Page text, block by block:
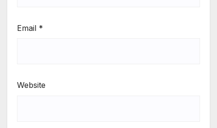
Email *
Website